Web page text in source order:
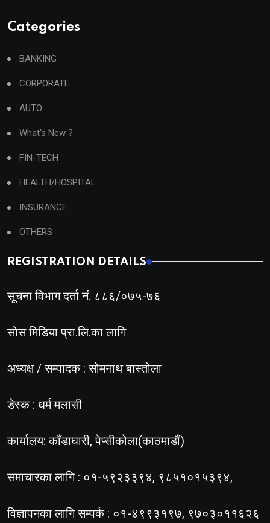
Categories
BANKING
CORPORATE
AUTO
What's New ?
FIN-TECH
HEALTH/HOSPITAL
INSURANCE
OTHERS
REGISTRATION DETAILS
सूचना विभाग दर्ता नं. ८८६/०७५-७६
सोस मिडिया प्रा.लि.का लागि
अध्यक्ष / सम्पादक : सोमनाथ बास्तोला
डेस्क : धर्म मलासी
कार्यालय: काँडाघारी, पेप्सीकोला(काठमाडौं)
समाचारका लागि : ०१-५९२३३९४, ९८५१०१५३९४,
विज्ञापनका लागि सम्पर्क : ०१-४९९३१९७, ९७०३०११६२६